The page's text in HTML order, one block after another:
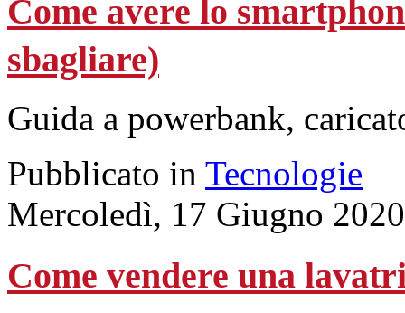
Come avere lo
sbagliare)
Guida a powerbank,
Pubblicato in Tecnologie
Mercoledì, 17 Giugno
Come vendere una